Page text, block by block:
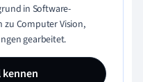
in Software-
zu Computer Vision,
gearbeitet.
kennen